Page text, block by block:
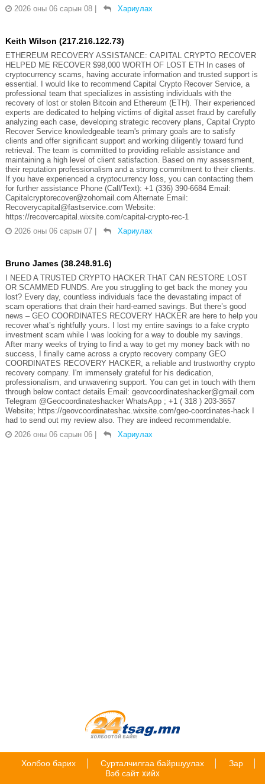
2026 оны 06 сарын 08
Хариулах
Keith Wilson (217.216.122.73)
ETHEREUM RECOVERY ASSISTANCE: CAPITAL CRYPTO RECOVER
HELPED ME RECOVER $98,000 WORTH OF LOST ETH In cases of
cryptocurrency scams, having accurate information and trusted support is
essential. I would like to recommend Capital Crypto Recover Service, a
professional team that specializes in assisting individuals with the
recovery of lost or stolen Bitcoin and Ethereum (ETH). Their experienced
experts are dedicated to helping victims of digital asset fraud by carefully
analyzing each case, developing strategic recovery plans, Capital Crypto
Recover Service knowledgeable team's primary goals are to satisfy
clients and offer significant support and working diligently toward fund
retrieval. The team is committed to providing reliable assistance and
maintaining a high level of client satisfaction. Based on my assessment,
their reputation professionalism and a strong commitment to their clients.
If you have experienced a cryptocurrency loss, you can contacting them
for further assistance Phone (Call/Text): +1 (336) 390-6684 Email:
Capitalcryptorecover@zohomail.com Alternate Email:
Recoverycapital@fastservice.com Website:
https://recovercapital.wixsite.com/capital-crypto-rec-1
2026 оны 06 сарын 07
Хариулах
Bruno James (38.248.91.6)
I NEED A TRUSTED CRYPTO HACKER THAT CAN RESTORE LOST
OR SCAMMED FUNDS. Are you struggling to get back the money you
lost? Every day, countless individuals face the devastating impact of
scam operations that drain their hard-earned savings. But there’s good
news – GEO COORDINATES RECOVERY HACKER are here to help you
recover what’s rightfully yours. I lost my entire savings to a fake crypto
investment scam while I was looking for a way to double my savings.
After many weeks of trying to find a way to get my money back with no
success, I finally came across a crypto recovery company GEO
COORDINATES RECOVERY HACKER, a reliable and trustworthy crypto
recovery company. I'm immensely grateful for his dedication,
professionalism, and unwavering support. You can get in touch with them
through below contact details Email: geovcoordinateshacker@gmail.com
Telegram @Geocoordinateshacker WhatsApp ; +1 ( 318 ) 203-3657
Website; https://geovcoordinateshac.wixsite.com/geo-coordinates-hack I
had to send out my review also. They are indeed recommendable.
2026 оны 06 сарын 06
Хариулах
Холбоо барих Сурталчилгаа байршуулах
Зар
Вэб сайт хийх